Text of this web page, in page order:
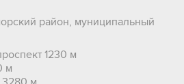
район, муниципальный
1230 м
м